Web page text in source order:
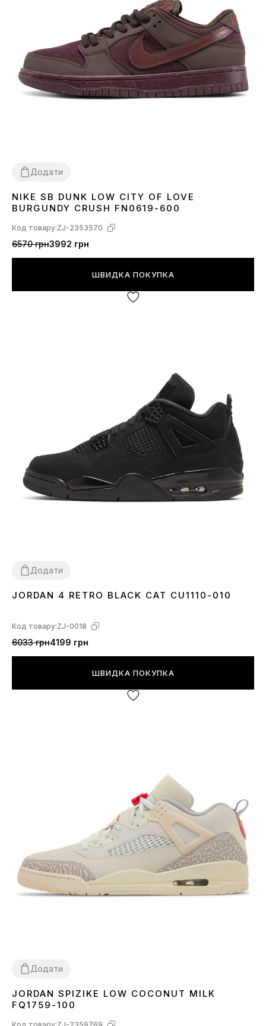
Додати
3637 38394041 42 434445
NIKE SB DUNK LOW CITY OF LOVE
BURGUNDY CRUSH FN0619-600
Код товару:ZJ-2353570
6570 грн3992 грн
ШВИДКА ПОКУПКА
Додати
36373839404142 43444546
JORDAN 4 RETRO BLACK CAT CU1110-010
Код товару:ZJ-0018
6033 грн4199 грн
ШВИДКА ПОКУПКА
Додати
4041424344 45
JORDAN SPIZIKE LOW COCONUT MILK
FQ1759-100